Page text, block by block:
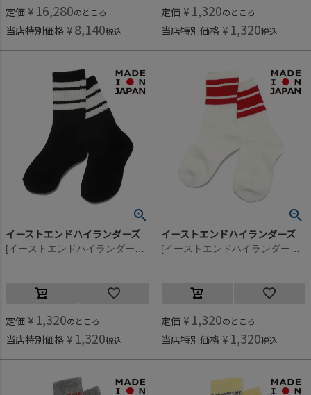
定価 ¥ 16,280のところ
当店特別価格 ¥ 8,140税込
定価 ¥ 1,320のところ
当店特別価格 ¥ 1,320税込
イーストエンドハイランダーズ
定価 ¥ 1,320のところ
当店特別価格 ¥ 1,320税込
イーストエンドハイランダーズ
定価 ¥ 1,320のところ
当店特別価格 ¥ 1,320税込